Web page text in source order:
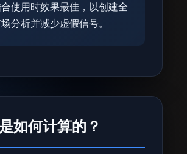
使用时效果最佳，以创建全
分析并减少虚假信号。
如何计算的？